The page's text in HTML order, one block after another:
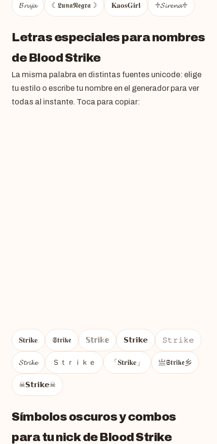
𝓑𝓻𝓾𝓳𝓪 ☾𝕷𝖚𝖓𝖆𝕹𝖊𝖌𝖗𝖆☽ 𝐊𝐚𝐨𝐬𝐆𝐢𝐫𝐥 ♱𝓢𝓲𝓻𝓮𝓷𝓪♱
Letras especiales para nombres
de Blood Strike
La misma palabra en distintas fuentes unicode: elige
tu estilo o escribe tu nombre en el generador para ver
todas al instante. Toca para copiar:
𝐒𝐭𝐫𝐢𝐤𝐞 𝕾𝖙𝖗𝖎𝖐𝖊 𝕊𝕥𝕣𝕚𝕜𝕖 𝗦𝘁𝗿𝗶𝗸𝗲 𝚂𝚝𝚛𝚒𝚔𝚎
𝓢𝓽𝓻𝓲𝓴𝓮 Ｓｔｒｉｋｅ 「𝐒𝐭𝐫𝐢𝐤𝐞」 亗𝕾𝖙𝖗𝖎𝖐𝖊乡
☠𝗦𝘁𝗿𝗶𝗸𝗲☠
Símbolos oscuros y combos
para tu nick de Blood Strike